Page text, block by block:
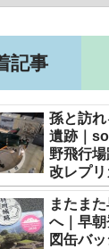
記事
孫と訪
遺跡｜
野飛行
改レプ
またま
へ｜早
図缶バ